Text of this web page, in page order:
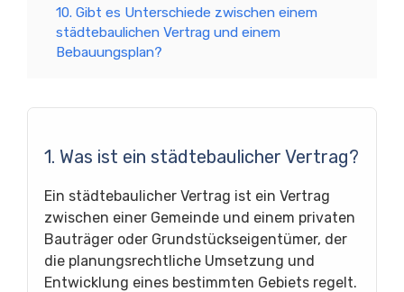
10. Gibt es Unterschiede zwischen einem
städtebaulichen Vertrag und einem
Bebauungsplan?
1. Was ist ein städtebaulicher Vertrag?
Ein städtebaulicher Vertrag ist ein Vertrag
zwischen einer Gemeinde und einem privaten
Bauträger oder Grundstückseigentümer, der
die planungsrechtliche Umsetzung und
Entwicklung eines bestimmten Gebiets regelt.